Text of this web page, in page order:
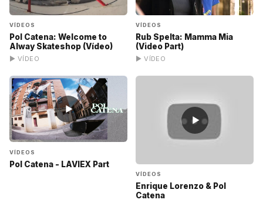
VÍDEOS
Pol Catena: Welcome to
Alway Skateshop (Vídeo)
▶ VÍDEO
VÍDEOS
Rub Spelta: Mamma Mia
(Video Part)
▶ VÍDEO
▶
VÍDEOS
Pol Catena - LAVIEX Part
▶
VÍDEOS
Enrique Lorenzo & Pol
Catena